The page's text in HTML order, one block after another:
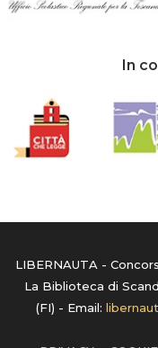
In
LIBERNAUTA -
La Biblioteca di
(FI) - Email: